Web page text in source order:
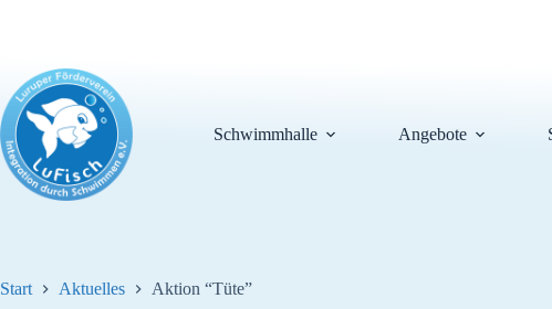
Schwimmhalle Angebote
Start Aktuelles Aktion “Tüte”